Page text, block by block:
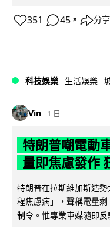
351 45 ↗ 分享
科技娛樂 生活娛樂
Vin 1 日
特朗普嘲電動
量即焦慮發作
特朗普在拉斯維加斯造
程焦慮病」，聲稱電量
制令。惟專業車媒隨即反